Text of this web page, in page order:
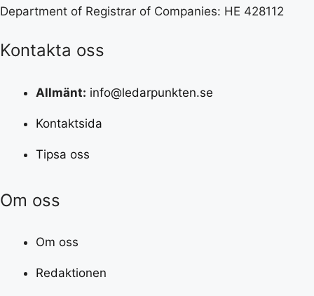
Department of Registrar of Companies: HE 428112
Kontakta oss
Allmänt: info@ledarpunkten.se
Kontaktsida
Tipsa oss
Om oss
Om oss
Redaktionen